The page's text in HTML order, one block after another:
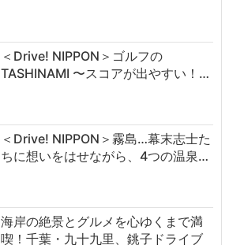
＜Drive! NIPPON＞ゴルフの
TASHINAMI 〜スコアが出やすい！…
＜Drive! NIPPON＞霧島…幕末志士た
ちに想いをはせながら、4つの温泉…
海岸の絶景とグルメを心ゆくまで満
喫！千葉・九十九里、銚子ドライブ